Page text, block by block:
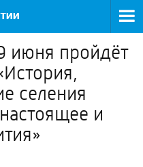
июня пройдёт
селения
и